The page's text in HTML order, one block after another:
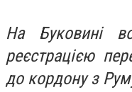
На Буковині
реєстрацією
до кордону з